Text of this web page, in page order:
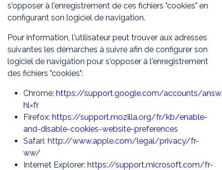
s'opposer à l'enregistrement de ces fichiers "cookies" en
configurant son logiciel de navigation.
Pour information, l'utilisateur peut trouver aux adresses
suivantes les démarches à suivre afin de configurer son
logiciel de navigation pour s'opposer à l'enregistrement
des fichiers "cookies":
Chrome: https://support.google.com/accounts/
hl=fr
Firefox: https://support.mozilla.org/fr/kb/enable-
and-disable-cookies-website-preferences
Safari: http://www.apple.com/legal/privacy/fr-
ww/
Internet Explorer: https://support.microsoft.com/fr-